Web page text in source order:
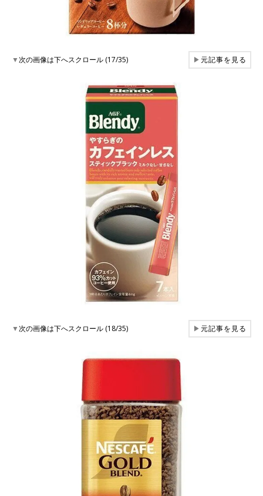
▼次の画像は下へスクロール (17/35) ▶元記事を見る
▼次の画像は下へスクロール (18/35) ▶元記事を見る